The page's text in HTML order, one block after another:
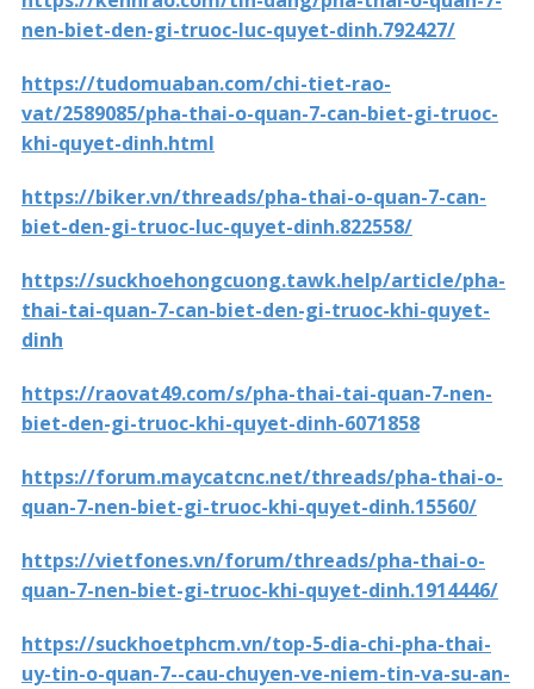
nen-biet-den-gi-truoc-luc-quyet-dinh.792427/
https://tudomuaban.com/chi-tiet-rao-
vat/2589085/pha-thai-o-quan-7-can-biet-gi-truoc-
khi-quyet-dinh.html
https://biker.vn/threads/pha-thai-o-quan-7-can-
biet-den-gi-truoc-luc-quyet-dinh.822558/
https://suckhoehongcuong.tawk.help/article/pha-
thai-tai-quan-7-can-biet-den-gi-truoc-khi-quyet-
dinh
https://raovat49.com/s/pha-thai-tai-quan-7-nen-
biet-den-gi-truoc-khi-quyet-dinh-6071858
https://forum.maycatcnc.net/threads/pha-thai-o-
quan-7-nen-biet-gi-truoc-khi-quyet-dinh.15560/
https://vietfones.vn/forum/threads/pha-thai-o-
quan-7-nen-biet-gi-truoc-khi-quyet-dinh.1914446/
https://suckhoetphcm.vn/top-5-dia-chi-pha-thai-
uy-tin-o-quan-7--cau-chuyen-ve-niem-tin-va-su-an-